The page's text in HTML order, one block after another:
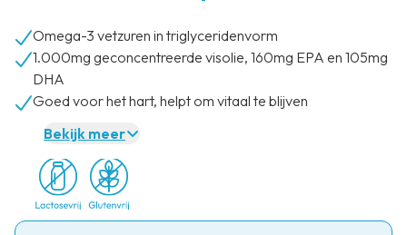
Omega-3 vetzuren in triglyceridenvorm
1.000mg geconcentreerde visolie, 160mg EPA en 105mg
DHA
Goed voor het hart, helpt om vitaal te blijven
Bekijk meer